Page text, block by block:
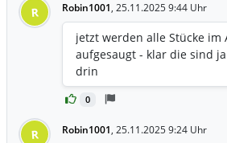
R Robin1001, 25.11.2025 9:44 Uhr
0
jetzt werden alle Stücke im
aufgesaugt - klar die sind
drin
R Robin1001, 25.11.2025 9:24 Uhr